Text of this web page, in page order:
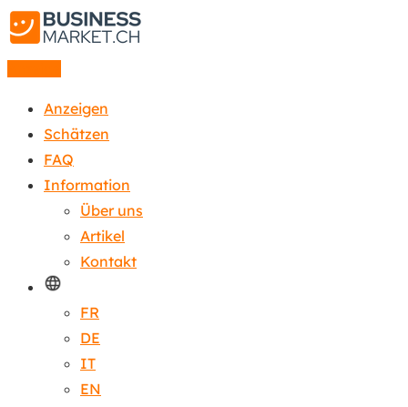
Anzeigen
Schätzen
FAQ
Information
Über uns
Artikel
Kontakt
FR
DE
IT
EN